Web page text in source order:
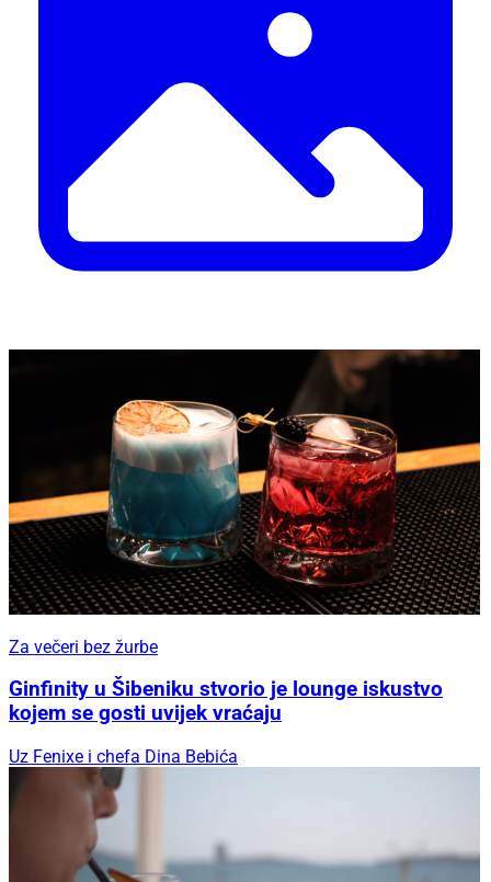
Za večeri bez žurbe
Ginfinity u Šibeniku stvorio je lounge iskustvo
kojem se gosti uvijek vraćaju
Uz Fenixe i chefa Dina Bebića